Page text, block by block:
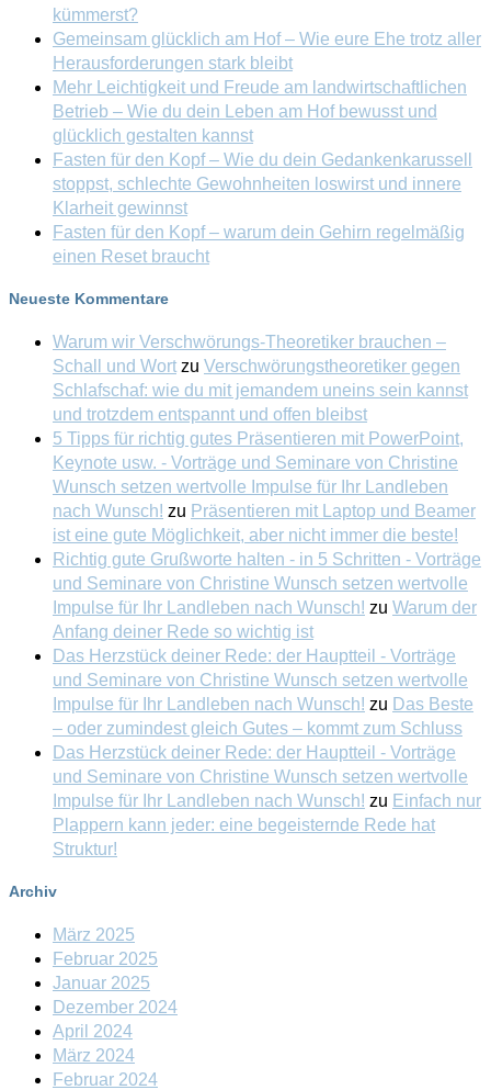
kümmerst?
Gemeinsam glücklich am Hof – Wie eure Ehe trotz aller
Herausforderungen stark bleibt
Mehr Leichtigkeit und Freude am landwirtschaftlichen
Betrieb – Wie du dein Leben am Hof bewusst und
glücklich gestalten kannst
Fasten für den Kopf – Wie du dein Gedankenkarussell
stoppst, schlechte Gewohnheiten loswirst und innere
Klarheit gewinnst
Fasten für den Kopf – warum dein Gehirn regelmäßig
einen Reset braucht
Neueste Kommentare
Warum wir Verschwörungs-Theoretiker brauchen –
Schall und Wort zu Verschwörungstheoretiker gegen
Schlafschaf: wie du mit jemandem uneins sein kannst
und trotzdem entspannt und offen bleibst
5 Tipps für richtig gutes Präsentieren mit PowerPoint,
Keynote usw. - Vorträge und Seminare von Christine
Wunsch setzen wertvolle Impulse für Ihr Landleben
nach Wunsch! zu Präsentieren mit Laptop und Beamer
ist eine gute Möglichkeit, aber nicht immer die beste!
Richtig gute Grußworte halten - in 5 Schritten - Vorträge
und Seminare von Christine Wunsch setzen wertvolle
Impulse für Ihr Landleben nach Wunsch! zu Warum der
Anfang deiner Rede so wichtig ist
Das Herzstück deiner Rede: der Hauptteil - Vorträge
und Seminare von Christine Wunsch setzen wertvolle
Impulse für Ihr Landleben nach Wunsch! zu Das Beste
– oder zumindest gleich Gutes – kommt zum Schluss
Das Herzstück deiner Rede: der Hauptteil - Vorträge
und Seminare von Christine Wunsch setzen wertvolle
Impulse für Ihr Landleben nach Wunsch! zu Einfach nur
Plappern kann jeder: eine begeisternde Rede hat
Struktur!
Archiv
März 2025
Februar 2025
Januar 2025
Dezember 2024
April 2024
März 2024
Februar 2024